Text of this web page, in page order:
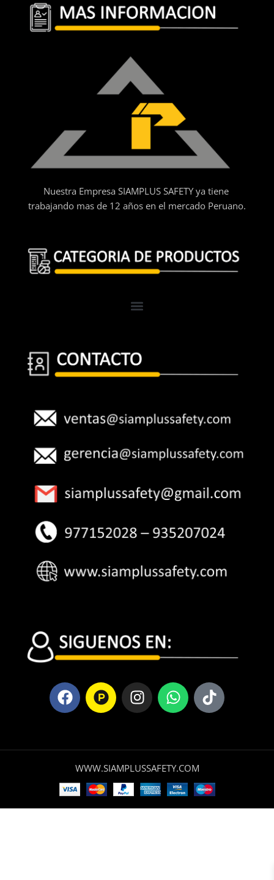
Nuestra Empresa SIAMPLUS SAFETY ya tiene
trabajando mas de 12 años en el mercado Peruano.
WWW.SIAMPLUSSAFETY.COM